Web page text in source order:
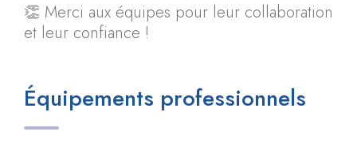
👏 Merci aux équipes pour leur collaboration
et leur confiance !
Équipements professionnels